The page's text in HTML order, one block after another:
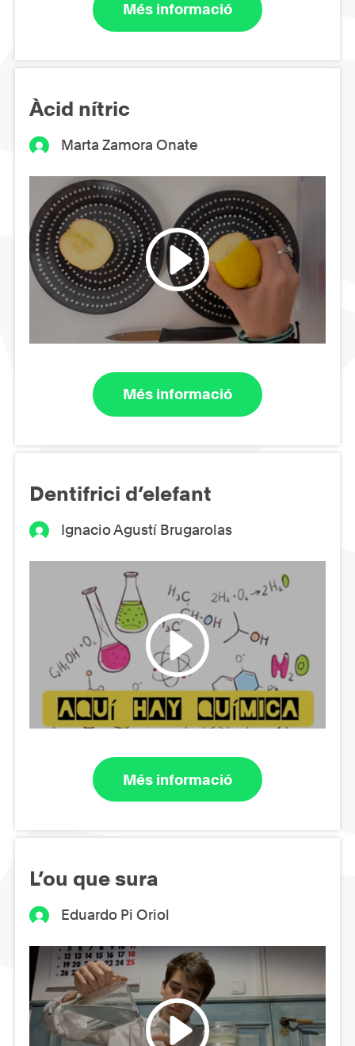
Més informació
Àcid nítric
Marta Zamora Onate
Més informació
Dentifrici d’elefant
Ignacio Agustí Brugarolas
Més informació
L’ou que sura
Eduardo Pi Oriol